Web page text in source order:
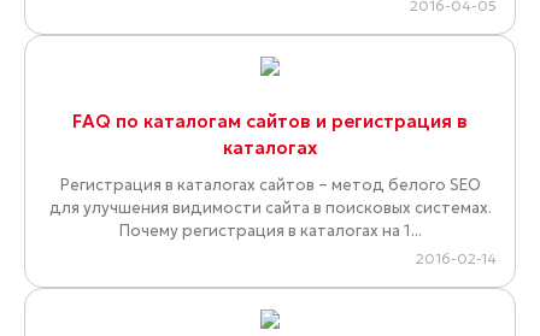
2016-04-05
FAQ по каталогам сайтов и регистрация в
каталогах
Регистрация в каталогах сайтов – метод белого SEO
для улучшения видимости сайта в поисковых системах.
Почему регистрация в каталогах на 1...
2016-02-14